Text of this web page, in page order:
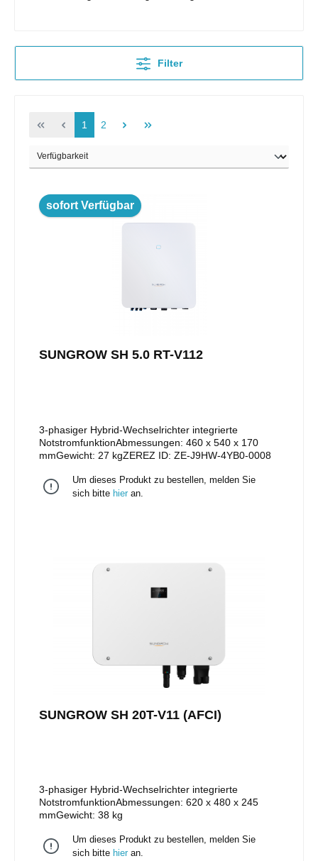
Filter
1 2
sofort Verfügbar
SUNGROW SH 5.0 RT-V112
3-phasiger Hybrid-Wechselrichter integrierte
NotstromfunktionAbmessungen: 460 x 540 x 170
mmGewicht: 27 kgZEREZ ID: ZE-J9HW-4YB0-0008
Um dieses Produkt zu bestellen, melden Sie
sich bitte hier an.
SUNGROW SH 20T-V11 (AFCI)
3-phasiger Hybrid-Wechselrichter integrierte
NotstromfunktionAbmessungen: 620 x 480 x 245
mmGewicht: 38 kg
Um dieses Produkt zu bestellen, melden Sie
sich bitte hier an.